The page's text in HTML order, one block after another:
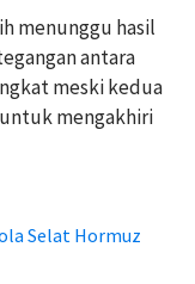
menunggu hasil
antara
meski kedua
mengakhiri
Selat Hormuz